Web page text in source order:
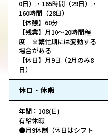
0日）・165時間（29日）・
160時間（28日）
【休憩】60分
【残業】月10～20時間程
度 ※繁忙期には変動する
場合がある
【休日】月9日（2月のみ8
日）
休日・休暇
年間：108(日)
有給休暇
●月9休制（休日はシフト